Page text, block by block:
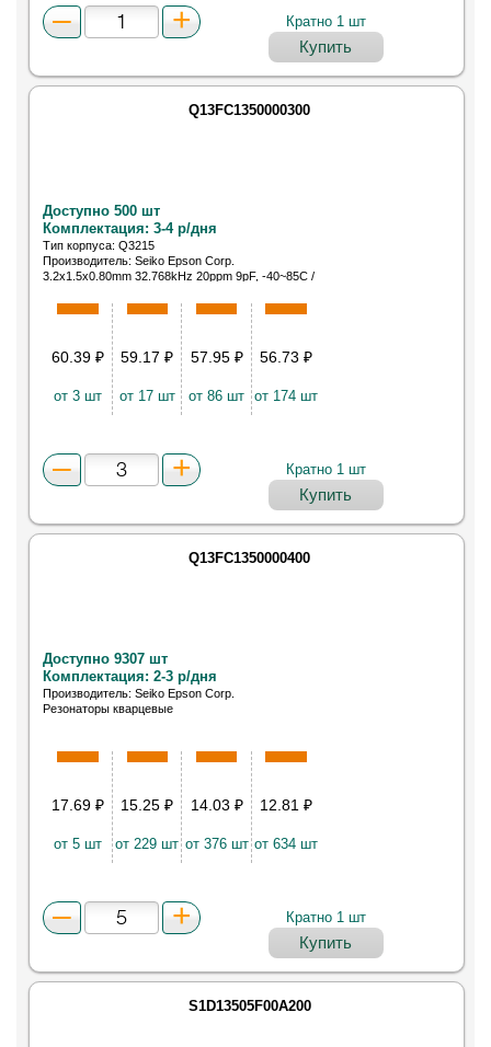
Кратно 1 шт
Купить
Q13FC1350000300
Доступно 500 шт
Комплектация: 3-4 р/дня
Тип корпуса: Q3215
Производитель: Seiko Epson Corp.
3.2x1.5x0.80mm 32.768kHz 20ppm 9pF, -40~85C /
60.39 ₽
от 3 шт
59.17₽
от 17 шт
57.95 ₽
от 86 шт
56.73 ₽
от 174 шт
Кратно 1 шт
Купить
Q13FC1350000400
Доступно 9307 шт
Комплектация: 2-3 р/дня
Производитель: Seiko Epson Corp.
Резонаторы кварцевые
17.69 ₽
от 5 шт
15.25₽
от 229 шт
14.03 ₽
от 376 шт
12.81 ₽
от 634 шт
Кратно 1 шт
Купить
S1D13505F00A200